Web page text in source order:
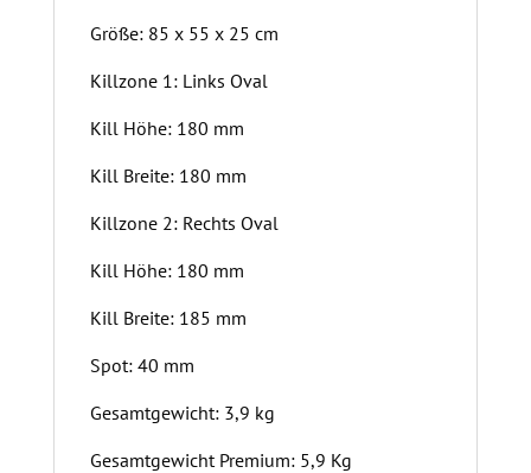
Größe: 85 x 55 x 25 cm
Killzone 1: Links Oval
Kill Höhe: 180 mm
Kill Breite: 180 mm
Killzone 2: Rechts Oval
Kill Höhe: 180 mm
Kill Breite: 185 mm
Spot: 40 mm
Gesamtgewicht: 3,9 kg
Gesamtgewicht Premium: 5,9 Kg